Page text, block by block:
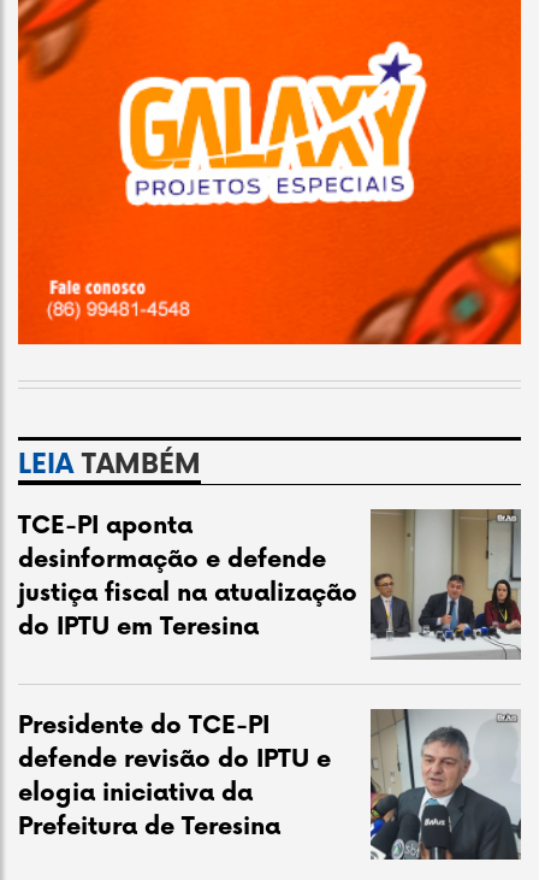
LEIATAMBÉM
TCE-PI aponta
desinformação e defende
justiça fiscal na atualização
do IPTU em Teresina
Presidente do TCE-PI
defende revisão do IPTU e
elogia iniciativa da
Prefeitura de Teresina